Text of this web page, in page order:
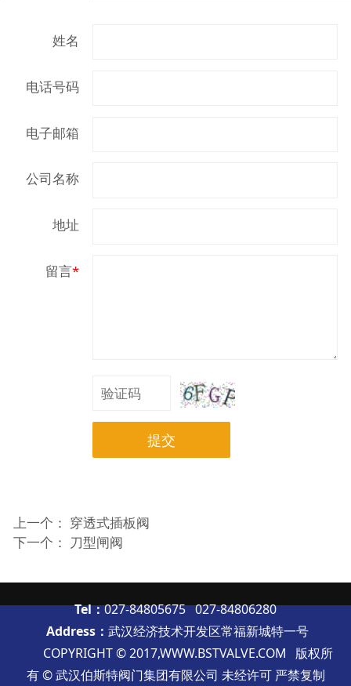
姓名
电话号码
电子邮箱
公司名称
地址
留言*
提交
上一个： 穿透式插板阀
下一个： 刀型闸阀
Tel：027-84805675 027-84806280
Address： 武汉经济技术开发区常福新城特一号
COPYRIGHT © 2017,WWW.BSTVALVE.COM 版权所
有 © 武汉伯斯特阀门集团有限公司 未经许可 严禁复制